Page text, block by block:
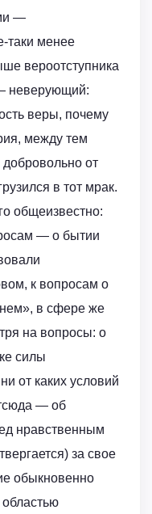
—
таки менее
вероотступника
неверующий:
веры, почему
между тем
добровольно от
в тот мрак.
общеизвестно:
— о бытии
к вопросам о
в сфере же
на вопросы: о
силы
от каких условий
— об
нравственным
за свое
обыкновенно